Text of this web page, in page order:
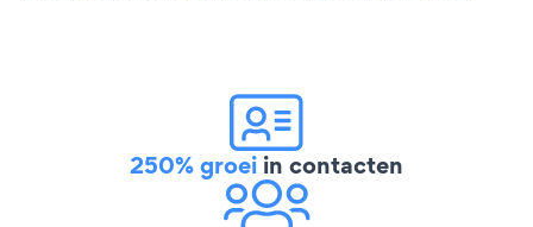
250% groei in contacten